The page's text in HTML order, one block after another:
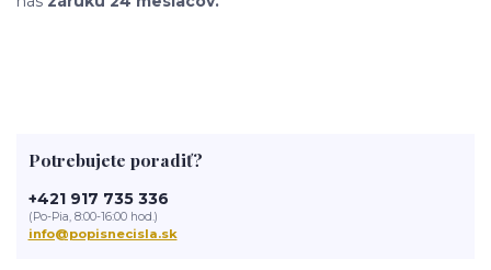
Potrebujete poradiť?
+421 917 735 336
(Po-Pia, 8:00-16:00 hod.)
info@popisnecisla.sk